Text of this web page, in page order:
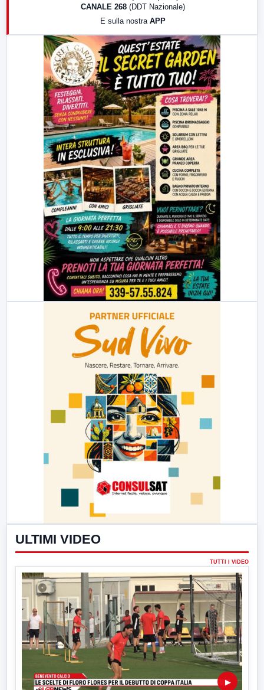
LabNews (replica)
CANALE 268 (DDT Nazionale)
E sulla nostra APP
ULTIMI VIDEO
TUTTI I VIDEO
▶